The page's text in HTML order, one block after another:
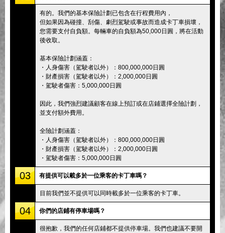
有的。我們的基本保險計劃已包含在行程費用內，
但如果因為碰撞、刮傷、劇烈駕駛或事故而造成卡丁車損壞，
您需要支付自負額。每輛車的自負額為50,000日圓，將在活動
後收取。
基本保險計劃涵蓋：
・人身傷害（駕駛者以外）：800,000,000日圓
・財產損害（駕駛者以外）：2,000,000日圓
・駕駛者傷害：5,000,000日圓
因此，我們強烈建議顧客在線上預訂或在店鋪選擇全險計劃，
並支付額外費用。
全險計劃涵蓋：
・人身傷害（駕駛者以外）：800,000,000日圓
・財產損害（駕駛者以外）：2,000,000日圓
・駕駛者傷害：5,000,000日圓
03 有提供可以載多於一位乘客的卡丁車嗎？
目前我們並不提供可以同時載多於一位乘客的卡丁車。
04 你們的店鋪有停車場嗎？
很抱歉，我們的任何店鋪都不提供停車場。我們也建議不要開